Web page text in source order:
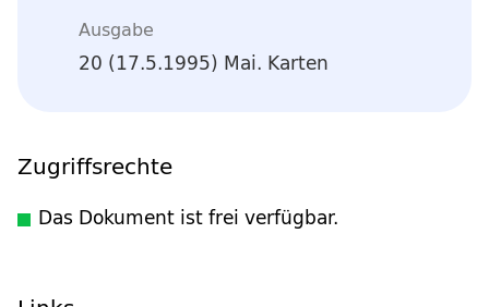
Ausgabe
20 (17.5.1995) Mai. Karten
Zugriffsrechte
Das Dokument ist frei verfügbar.